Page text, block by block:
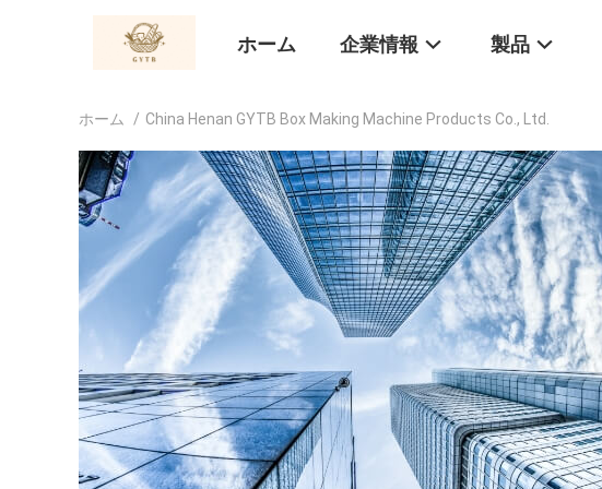
ホーム 企業情報 製品
ホーム / China Henan GYTB Box Making Machine Products Co., Ltd.